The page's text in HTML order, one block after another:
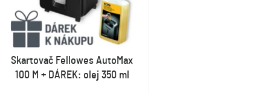
Skartovač Fellowes AutoMax
100 M + DÁREK: olej 350 ml